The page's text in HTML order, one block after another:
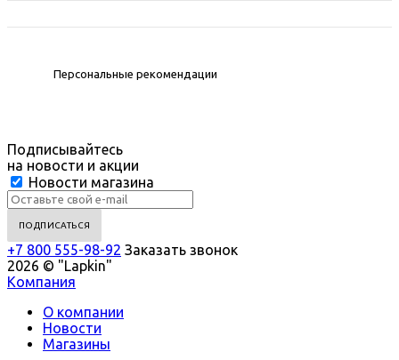
Персональные рекомендации
Подписывайтесь
на новости и акции
Новости магазина
+7 800 555-98-92 Заказать звонок
2026 © "Lapkin"
Компания
О компании
Новости
Магазины